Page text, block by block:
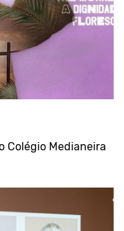
Colégio Medianeira